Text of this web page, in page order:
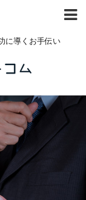
に導くお手伝い